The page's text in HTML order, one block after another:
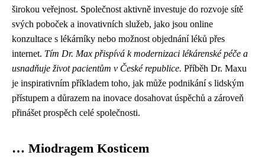
širokou veřejnost. Společnost aktivně investuje do rozvoje sítě
svých poboček a inovativních služeb, jako jsou online
konzultace s lékárníky nebo možnost objednání léků přes
internet. Tím Dr. Max přispívá k modernizaci lékárenské péče a
usnadňuje život pacientům v České republice. Příběh Dr. Maxu
je inspirativním příkladem toho, jak může podnikání s lidským
přístupem a důrazem na inovace dosahovat úspěchů a zároveň
přinášet prospěch celé společnosti.
… Miodragem Kosticem